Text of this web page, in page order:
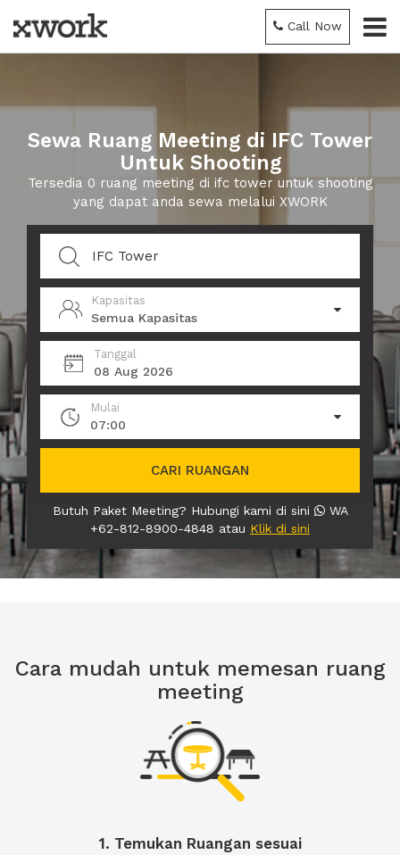
Call Now
Sewa Ruang Meeting di IFC Tower
Untuk Shooting
Tersedia 0 ruang meeting di ifc tower untuk shooting
yang dapat anda sewa melalui XWORK
Kapasitas
Semua Kapasitas
Tanggal
08 Aug 2026
Mulai
07:00
CARI RUANGAN
Butuh Paket Meeting? Hubungi kami di sini
WA
+62-812-8900-4848 atau Klik di sini
Cara mudah untuk memesan ruang
meeting
1. Temukan Ruangan sesuai